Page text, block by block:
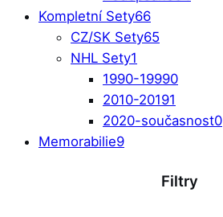
Kompletní Sety66
CZ/SK Sety65
NHL Sety1
1990-19990
2010-20191
2020-současnost0
Memorabilie9
Filtry